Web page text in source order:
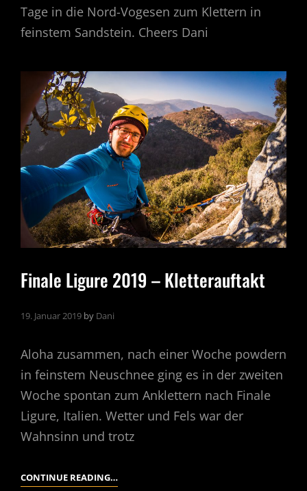
Tage in die Nord-Vogesen zum Klettern in
feinstem Sandstein. Cheers Dani
Finale Ligure 2019 – Kletterauftakt
19. Januar 2019 by Dani
Aloha zusammen, nach einer Woche powdern
in feinstem Neuschnee ging es in der zweiten
Woche spontan zum Anklettern nach Finale
Ligure, Italien. Wetter und Fels war der
Wahnsinn und trotz
CONTINUE READING…FINALE